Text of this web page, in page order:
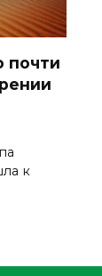
почти
к